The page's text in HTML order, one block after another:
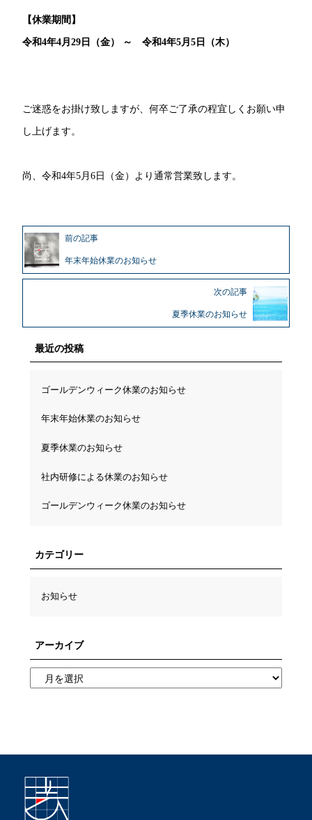
【休業期間】
令和4年4月29日（金） ～ 令和4年5月5日（木）
ご迷惑をお掛け致しますが、何卒ご了承の程宜しくお願い申
し上げます。
尚、令和4年5月6日（金）より通常営業致します。
前の記事
年末年始休業のお知らせ
次の記事
夏季休業のお知らせ
最近の投稿
ゴールデンウィーク休業のお知らせ
年末年始休業のお知らせ
夏季休業のお知らせ
社内研修による休業のお知らせ
ゴールデンウィーク休業のお知らせ
カテゴリー
お知らせ
アーカイブ